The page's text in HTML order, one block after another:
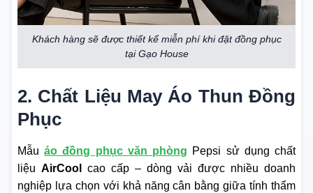
Khách hàng sẽ được thiết kế miễn phí khi đặt đồng phục
tại Gạo House
2. Chất Liệu May Áo Thun Đồng
Phục
Mẫuáo đồng phục văn phòng Pepsi sử dụng chất
liệu AirCool
cao cấp – dòng vải được nhiều doanh
nghiệp lựa chọn với khả năng cân bằng giữa tính thẩm